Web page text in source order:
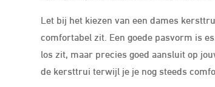
Let bij het kiezen van een dames
comfortabel zit. Een goede pasvorm is
los zit, maar precies goed aansluit op
de kersttrui terwijl je je nog steeds